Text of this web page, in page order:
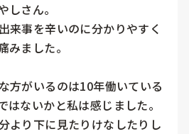
しさん。
来事を辛いのに分かりやすく
みました。
方がいるのは10年働いている
はないかと私は感じました。
より下に見たりけなしたりし